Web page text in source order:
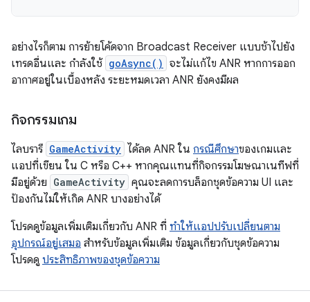
อย่างไรก็ตาม การย้ายโค้ดจาก Broadcast Receiver แบบช้าไปยัง
เทรดอื่นและ กำลังใช้ goAsync() จะไม่แก้ไข ANR หากการออก
อากาศอยู่ในเบื้องหลัง ระยะหมดเวลา ANR ยังคงมีผล
กิจกรรมเกม
ไลบรารี GameActivity ได้ลด ANR ใน กรณีศึกษาของเกมและ
แอปที่เขียน ใน C หรือ C++ หากคุณแทนที่กิจกรรมโฆษณาเนทีฟที่
มีอยู่ด้วย GameActivity คุณจะลดการบล็อกชุดข้อความ UI และ
ป้องกันไม่ให้เกิด ANR บางอย่างได้
โปรดดูข้อมูลเพิ่มเติมเกี่ยวกับ ANR ที่ ทำให้แอปปรับเปลี่ยนตาม
อุปกรณ์อยู่เสมอ สำหรับข้อมูลเพิ่มเติม ข้อมูลเกี่ยวกับชุดข้อความ
โปรดดู ประสิทธิภาพของชุดข้อความ